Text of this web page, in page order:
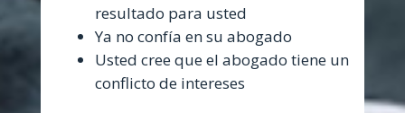
resultado para usted
Ya no confía en su abogado
Usted cree que el abogado tiene un
conflicto de intereses